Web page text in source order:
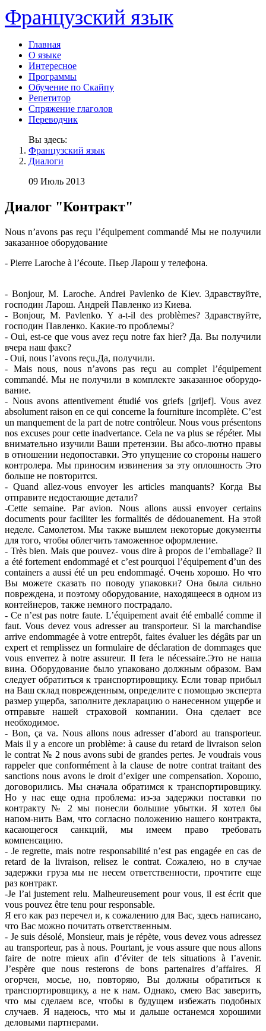
Французский язык
Главная
О языке
Интересное
Программы
Обучение по Скайпу
Репетитор
Спряжение глаголов
Переводчик
Вы здесь:
Французский язык
Диалоги
09 Июль 2013
Диалог "Контракт"
Nous n’avons pas reçu l’équipement commandé Мы не получили
заказанное оборудование
- Pierre Laroche à l’écoute. Пьер Ларош у телефона.
- Bonjour, M. Laroche. Andrei Pavlenko de Kiev. Здравствуйте,
господин Ларош. Андрей Павленко из Киева.
- Bonjour, M. Pavlenko. Y a-t-il des problèmes? Здравствуйте,
господин Павленко. Какие-то проблемы?
- Oui, est-ce que vous avez reçu notre fax hier? Да. Вы получили
вчера наш факс?
- Oui, nous l’avons reçu.Да, получили.
- Mais nous, nous n’avons pas reçu au complet l’équipement
commandé. Мы не получили в комплекте заказанное оборудо-
вание.
- Nous avons attentivement étudié vos griefs [grijef]. Vous avez
absolument raison en ce qui concerne la fourniture incomplète. C’est
un manquement de la part de notre contrôleur. Nous vous présentons
nos excuses pour cette inadvertance. Cela ne va plus se répéter. Мы
внимательно изучили Ваши претензии. Вы абсо-лютно правы
в отношении недопоставки. Это упущение со стороны нашего
контролера. Мы приносим извинения за эту оплошность Это
больше не повторится.
- Quand allez-vous envoyer les articles manquants? Когда Вы
отправите недостающие детали?
-Cette semaine. Par avion. Nous allons aussi envoyer certains
documents pour faciliter les formalités de dédouanement. На этой
неделе. Самолетом. Мы также вышлем некоторые документы
для того, чтобы облегчить таможенное оформление.
- Très bien. Mais que pouvez- vous dire à propos de l’emballage? Il
a été fortement endommagé et c’est pourquoi l’équipement d’un des
containers a aussi été un peu endommagé. Очень хорошо. Но что
Вы можете сказать по поводу упаковки? Она была сильно
повреждена, и поэтому оборудование, находящееся в одном из
контейнеров, также немного пострадало.
- Ce n’est pas notre faute. L’équipement avait été emballé comme il
faut. Vous devez vous adresser au transporteur. Si la marchandise
arrive endommagée à votre entrepôt, faites évaluer les dégâts par un
expert et remplissez un formulaire de déclaration de dommages que
vous enverrez à notre assureur. Il fera le nécessaire.Это не наша
вина. Оборудование было упаковано должным образом. Вам
следует обратиться к транспортировщику. Если товар прибыл
на Ваш склад поврежденным, определите с помощью эксперта
размер ущерба, заполните декларацию о нанесенном ущербе и
отправьте нашей страховой компании. Она сделает все
необходимое.
- Bon, ça va. Nous allons nous adresser d’abord au transporteur.
Mais il y a encore un problème: à cause du retard de livraison selon
le contrat № 2 nous avons subi de grandes pertes. Je voudrais vous
rappeler que conformément à la clause de notre contrat traitant des
sanctions nous avons le droit d’exiger une compensation. Хорошо,
договорились. Мы сначала обратимся к транспортировщику.
Но у нас еще одна проблема: из-за задержки поставки по
контракту № 2 мы понесли большие убытки. Я хотел бы
напом-нить Вам, что согласно положению нашего контракта,
касающегося санкций, мы имеем право требовать
компенсацию.
- Je regrette, mais notre responsabilité n’est pas engagée en cas de
retard de la livraison, relisez le contrat. Сожалею, но в случае
задержки груза мы не несем ответственности, прочтите еще
раз контракт.
-Je l’ai justement relu. Malheureusement pour vous, il est écrit que
vous pouvez être tenu pour responsable.
Я его как раз перечел и, к сожалению для Вас, здесь написано,
что Вас можно почитать ответственным.
- Je suis désolé, Monsieur, mais je répète, vous devez vous adressez
au transporteur, pas à nous. Pourtant, je vous assure que nous allons
faire de notre mieux afin d’éviter de tels situations à l’avenir.
J’espère que nous resterons de bons partenaires d’affaires. Я
огорчен, мосье, но, повторяю, Вы должны обратиться к
транспортировщику, а не к нам. Однако, смею Вас заверить,
что мы сделаем все, чтобы в будущем избежать подобных
случаев. Я надеюсь, что мы и дальше останемся хорошими
деловыми партнерами.